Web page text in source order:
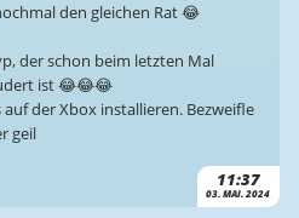
11:37
03. MAI. 2024
den gleichen Rat 😂
der schon beim letzten Mal
ist 😂😂😂
auf der Xbox installieren. Bezweifle
geil